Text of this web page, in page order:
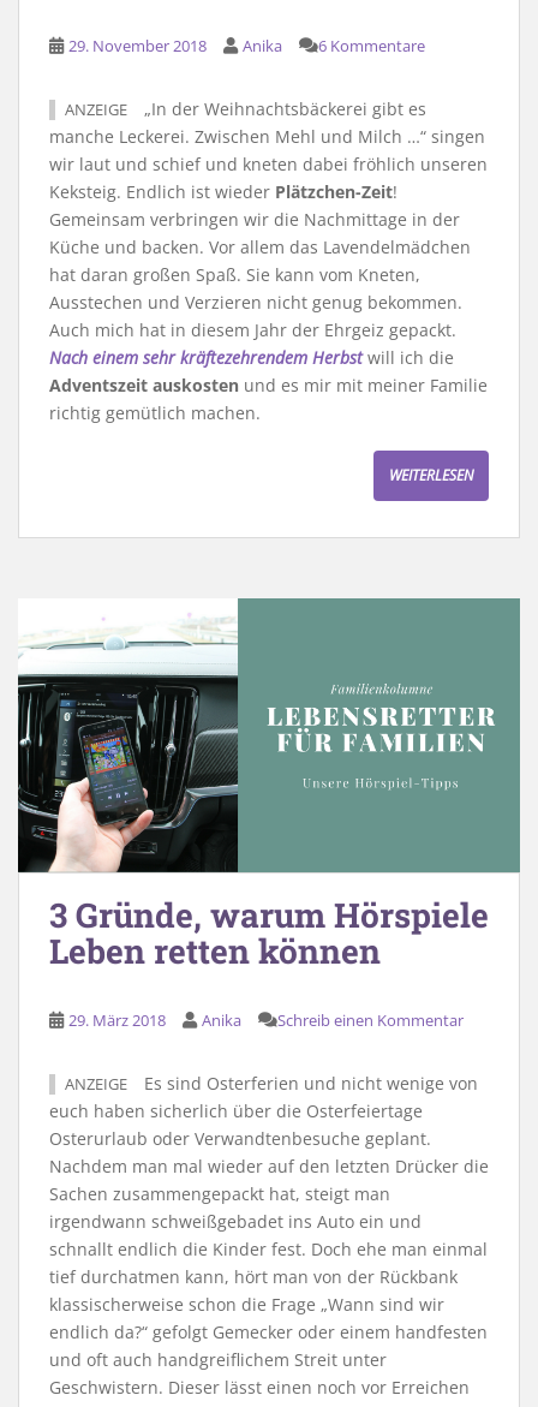
29. November 2018 Anika 6 Kommentare
ANZEIGE
„In der Weihnachtsbäckerei gibt es
manche Leckerei. Zwischen Mehl und Milch …“ singen
wir laut und schief und kneten dabei fröhlich unseren
Keksteig. Endlich ist wieder Plätzchen-Zeit!
Gemeinsam verbringen wir die Nachmittage in der
Küche und backen. Vor allem das Lavendelmädchen
hat daran großen Spaß. Sie kann vom Kneten,
Ausstechen und Verzieren nicht genug bekommen.
Auch mich hat in diesem Jahr der Ehrgeiz gepackt.
Nach einem sehr kräftezehrendem Herbstwill ich die
Adventszeit auskosten und es mir mit meiner Familie
richtig gemütlich machen.
WEITERLESEN
3 Gründe, warum Hörspiele
Leben retten können
29. März 2018 Anika Schreib einen Kommentar
ANZEIGE
Es sind Osterferien und nicht wenige von
euch haben sicherlich über die Osterfeiertage
Osterurlaub oder Verwandtenbesuche geplant.
Nachdem man mal wieder auf den letzten Drücker die
Sachen zusammengepackt hat, steigt man
irgendwann schweißgebadet ins Auto ein und
schnallt endlich die Kinder fest. Doch ehe man einmal
tief durchatmen kann, hört man von der Rückbank
klassischerweise schon die Frage „Wann sind wir
endlich da?“ gefolgt Gemecker oder einem handfesten
und oft auch handgreiflichem Streit unter
Geschwistern. Dieser lässt einen noch vor Erreichen